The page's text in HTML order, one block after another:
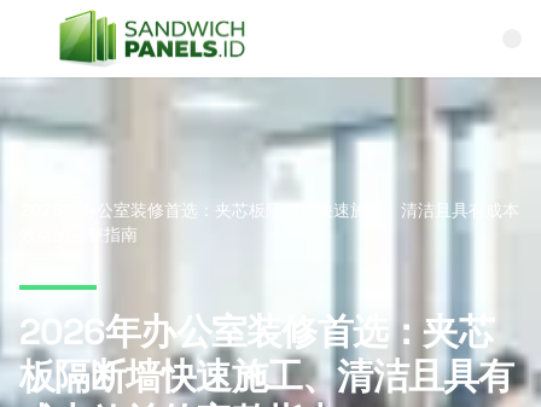
Skip to content
2026年办公室装修首选：夹芯板隔断墙快速施工、清洁且具有成本
效益的完整指南
2026年办公室装修首选：夹芯
板隔断墙快速施工、清洁且具有